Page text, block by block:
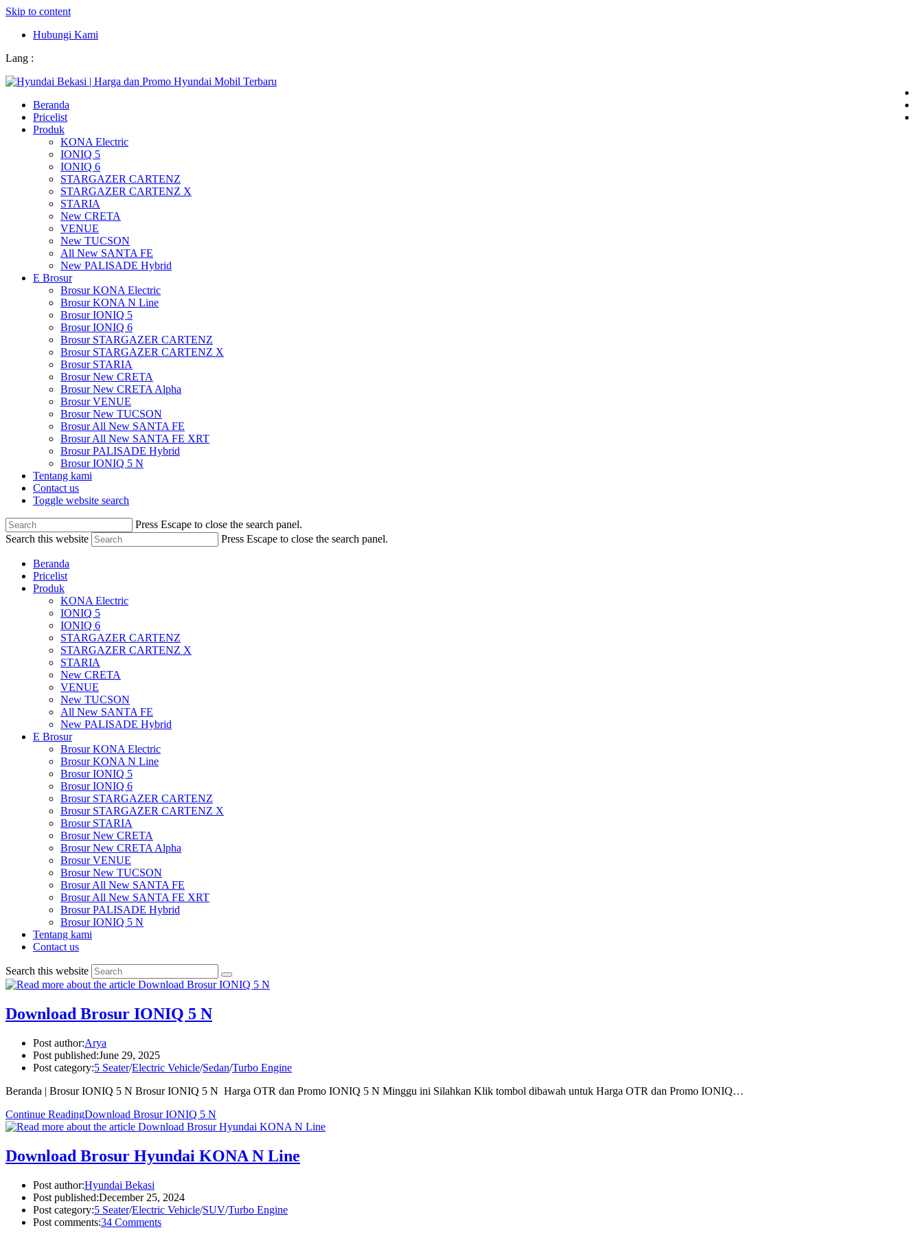
Skip to content
Hubungi Kami
Lang :
Beranda
Pricelist
Produk
KONA Electric
IONIQ 5
IONIQ 6
STARGAZER CARTENZ
STARGAZER CARTENZ X
STARIA
New CRETA
VENUE
New TUCSON
All New SANTA FE
New PALISADE Hybrid
E Brosur
Brosur KONA Electric
Brosur KONA N Line
Brosur IONIQ 5
Brosur IONIQ 6
Brosur STARGAZER CARTENZ
Brosur STARGAZER CARTENZ X
Brosur STARIA
Brosur New CRETA
Brosur New CRETA Alpha
Brosur VENUE
Brosur New TUCSON
Brosur All New SANTA FE
Brosur All New SANTA FE XRT
Brosur PALISADE Hybrid
Brosur IONIQ 5 N
Tentang kami
Contact us
Toggle website search
Press Escape to close the search panel.
Search this website
Press Escape to close the search panel.
Beranda
Pricelist
Produk
KONA Electric
IONIQ 5
IONIQ 6
STARGAZER CARTENZ
STARGAZER CARTENZ X
STARIA
New CRETA
VENUE
New TUCSON
All New SANTA FE
New PALISADE Hybrid
E Brosur
Brosur KONA Electric
Brosur KONA N Line
Brosur IONIQ 5
Brosur IONIQ 6
Brosur STARGAZER CARTENZ
Brosur STARGAZER CARTENZ X
Brosur STARIA
Brosur New CRETA
Brosur New CRETA Alpha
Brosur VENUE
Brosur New TUCSON
Brosur All New SANTA FE
Brosur All New SANTA FE XRT
Brosur PALISADE Hybrid
Brosur IONIQ 5 N
Tentang kami
Contact us
Search this website
Download Brosur IONIQ 5 N
Post author:Arya
Post published:June 29, 2025
Post category:5 Seater/Electric Vehicle/Sedan/Turbo Engine
Beranda | Brosur IONIQ 5 N Brosur IONIQ 5 N Harga OTR dan Promo IONIQ 5 N Minggu ini Silahkan Klik tombol dibawah untuk Harga OTR dan Promo IONIQ…
Continue ReadingDownload Brosur IONIQ 5 N
Download Brosur Hyundai KONA N Line
Post author:Hyundai Bekasi
Post published:December 25, 2024
Post category:5 Seater/Electric Vehicle/SUV/Turbo Engine
Post comments:34 Comments